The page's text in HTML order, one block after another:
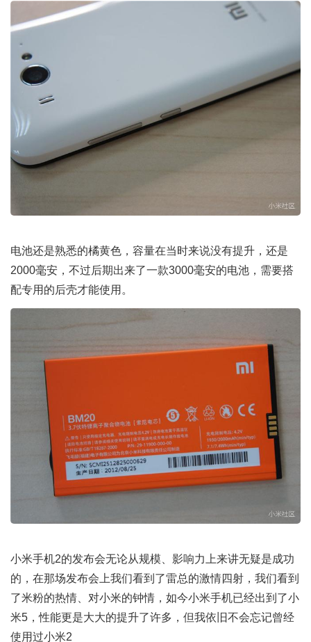
电池还是熟悉的橘黄色，容量在当时来说没有提升，还是
2000毫安，不过后期出来了一款3000毫安的电池，需要搭
配专用的后壳才能使用。
小米手机2的发布会无论从规模、影响力上来讲无疑是成功
的，在那场发布会上我们看到了雷总的激情四射，我们看到
了米粉的热情、对小米的钟情，如今小米手机已经出到了小
米5，性能更是大大的提升了许多，但我依旧不会忘记曾经
使用过小米2